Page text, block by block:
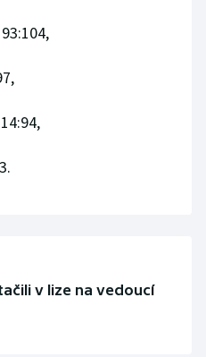
v lize na vedoucí